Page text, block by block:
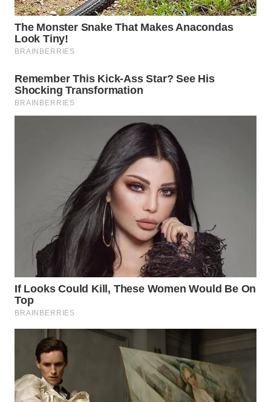
DANAU
TOBA
WN
WN
LANGKAT
TANJUNG
LESUNG
WN
KARO
SIMALUNGUN
WN
LABUHANBATU
WN